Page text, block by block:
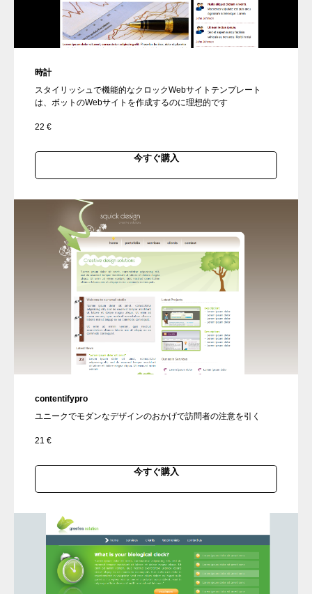
時計
スタイリッシュで機能的なクロックWebサイトテンプレート
は、ボットのWebサイトを作成するのに理想的です
22 €
今すぐ購入
contentifypro
ユニークでモダンなデザインのおかげで訪問者の注意を引く
21 €
今すぐ購入